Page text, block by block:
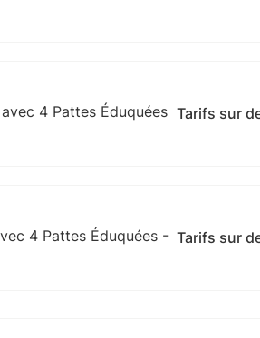
4 Pattes Éduquées Tarifs sur
4 Pattes Éduquées - Tarifs sur